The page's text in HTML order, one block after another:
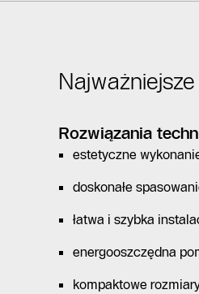
Rozwiązania
estetyczne
doskonałe
łatwa i szybka
energooszczędna
kompaktowe